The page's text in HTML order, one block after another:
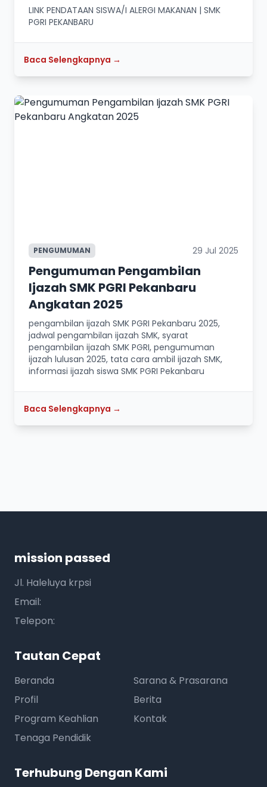
LINK PENDATAAN SISWA/I ALERGI MAKANAN | SMK
PGRI PEKANBARU
Baca Selengkapnya →
PENGUMUMAN 29 Jul 2025
Pengumuman Pengambilan
Ijazah SMK PGRI Pekanbaru
Angkatan 2025
pengambilan ijazah SMK PGRI Pekanbaru 2025,
jadwal pengambilan ijazah SMK, syarat
pengambilan ijazah SMK PGRI, pengumuman
ijazah lulusan 2025, tata cara ambil ijazah SMK,
informasi ijazah siswa SMK PGRI Pekanbaru
Baca Selengkapnya →
mission passed
Jl. Haleluya krpsi
Email:
Telepon:
Tautan Cepat
Beranda
Profil
Program Keahlian
Tenaga Pendidik
Sarana & Prasarana
Berita
Kontak
Terhubung Dengan Kami